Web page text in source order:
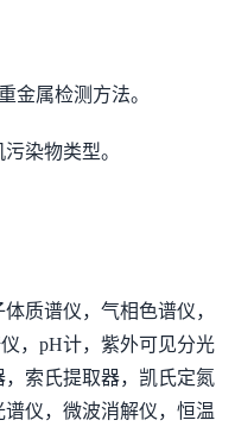
金属检测方法。
染物类型。
质谱仪，气相色谱仪，
，pH计，紫外可见分光
索氏提取器，凯氏定氮
仪，微波消解仪，恒温